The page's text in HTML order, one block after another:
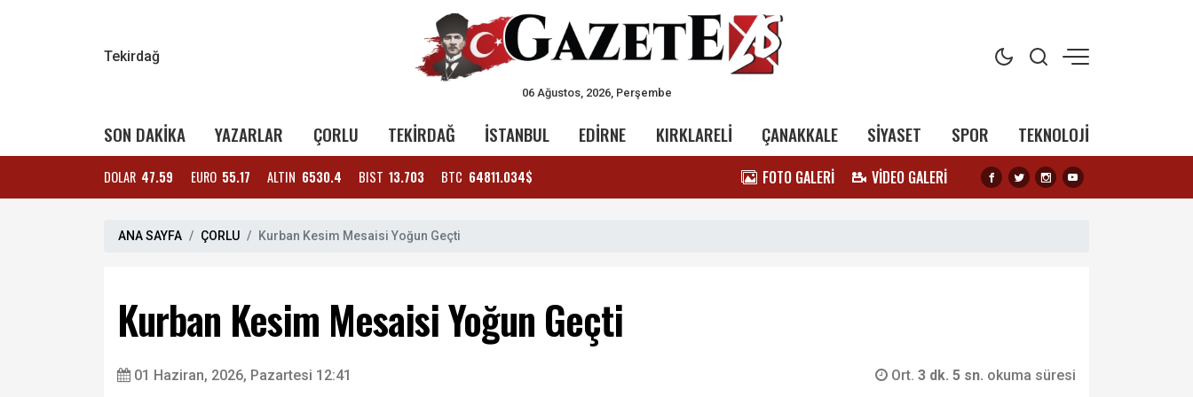
Tekirdağ
06 Ağustos, 2026, Perşembe
SON DAKİKA YAZARLAR ÇORLU TEKİRDAĞ İSTANBUL EDİRNE KIRKLARELİ ÇANAKKALE SİYASET SPOR TEKNOLOJİ
DOLAR 47.59 EURO 55.17 ALTIN 6530.4 BIST 13.703 BTC 64811.034$ FOTO GALERİ VİDEO GALERİ
ANA SAYFA ÇORLU Kurban Kesim Mesaisi Yoğun Geçti
Kurban Kesim Mesaisi Yoğun Geçti
01 Haziran, 2026, Pazartesi 12:41 Ort. 3 dk. 5 sn. okuma süresi